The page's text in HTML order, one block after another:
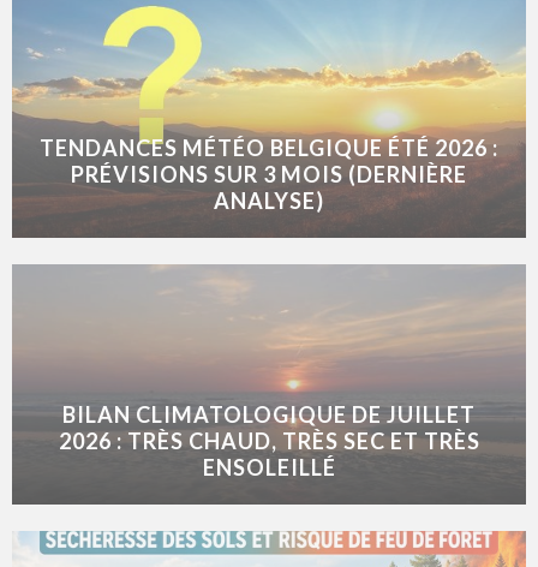
TENDANCES MÉTÉO BELGIQUE ÉTÉ 2026 :
PRÉVISIONS SUR 3 MOIS (DERNIÈRE
ANALYSE)
BILAN CLIMATOLOGIQUE DE JUILLET
2026 : TRÈS CHAUD, TRÈS SEC ET TRÈS
ENSOLEILLÉ